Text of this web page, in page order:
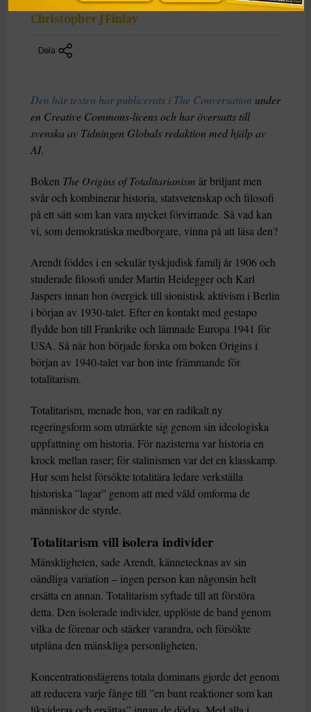
Christopher J Finlay
Dela
Den här texten har publicerats i The Conversation under
en Creative Commons-licens och har översatts till
svenska av Tidningen Globals redaktion med hjälp av
AI.
Boken The Origins of Totalitarianism är briljant men
svår och kombinerar historia, statsvetenskap och filosofi
på ett sätt som kan vara mycket förvirrande. Så vad kan
vi, som demokratiska medborgare, vinna på att läsa den?
Arendt föddes i en sekulär tyskjudisk familj år 1906 och
studerade filosofi under Martin Heidegger och Karl
Jaspers innan hon övergick till sionistisk aktivism i Berlin
i början av 1930-talet. Efter en kontakt med gestapo
flydde hon till Frankrike och lämnade Europa 1941 för
USA. Så när hon började forska om boken Origins i
början av 1940-talet var hon inte främmande för
totalitarism.
Totalitarism, menade hon, var en radikalt ny
regeringsform som utmärkte sig genom sin ideologiska
uppfattning om historia. För nazisterna var historia en
krock mellan raser; för stalinismen var det en klasskamp.
Hur som helst försökte totalitära ledare verkställa
historiska ”lagar” genom att med våld omforma de
människor de styrde.
Totalitarism vill isolera individer
Mänskligheten, sade Arendt, kännetecknas av sin
oändliga variation – ingen person kan någonsin helt
ersätta en annan. Totalitarism syftade till att förstöra
detta. Den isolerade individer, upplöste de band genom
vilka de förenar och stärker varandra, och försökte
utplåna den mänskliga personligheten.
Koncentrationslägrens totala dominans gjorde det genom
att reducera varje fånge till ”en bunt reaktioner som kan